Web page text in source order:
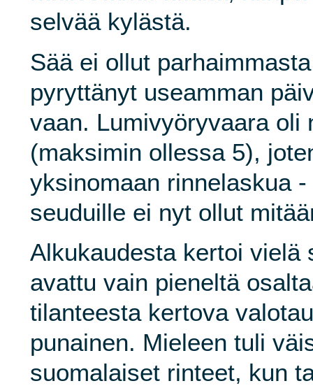
selvää kylästä.
Sää ei ollut
pyryttänyt useamman
vaan. Lumivyöryvaara oli
(maksimin ollessa 5),
yksinomaan rinnelaskua
seuduille ei nyt ollut
Alkukaudesta kertoi vielä
avattu vain pieneltä
tilanteesta kertova
punainen. Mieleen tuli
suomalaiset rinteet, kun